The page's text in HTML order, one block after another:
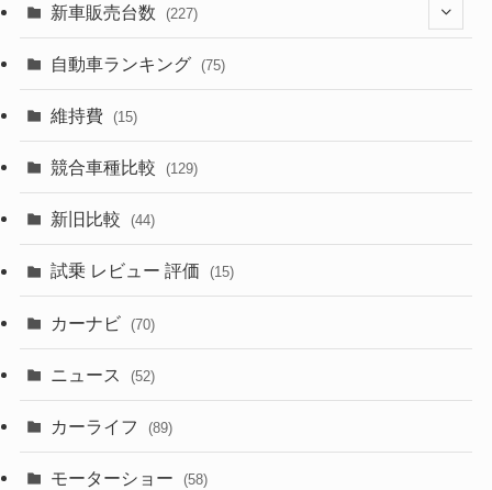
(357)
(328)
(253)
(242)
(85)
(84)
(50)
(43)
(6)
(9)
(58)
(28)
(27)
(26)
(28)
(8)
(3)
(3)
(1)
新車販売台数 (227)
(21)
(5)
(7)
自動車ランキング (75)
維持費 (15)
競合車種比較 (129)
新旧比較 (44)
試乗 レビュー 評価 (15)
カーナビ (70)
ニュース (52)
カーライフ (89)
モーターショー (58)